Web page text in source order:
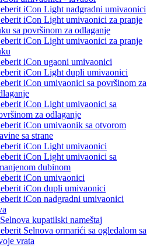
iCon Light nadgradni umivaonici
iCon Light umivaonici za pranje
sa površinom za odlaganje
iCon Light umivaonici za pranje
iCon ugaoni umivaonici
iCon Light dupli umivaonici
iCon umivaonici sa površinom za
iCon Light umivaonici sa
za odlaganje
iCon umivaonik sa otvorom
sa strane
iCon Light umivaonici
iCon Light umivaonici sa
dubinom
iCon umivaonici
iCon dupli umivaonici
iCon nadgradni umivaonici
kupatilski nameštaj
Selnova ormarići sa ogledalom sa
vrata